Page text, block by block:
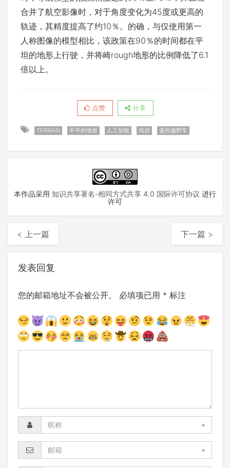
合并了航空影像时，对于角度变化为45度或更高的
轨迹，其精度提高了约10％。的确，与仅使用第一
人称图像的模型相比，该政策在90％的时间都在平
坦的地形上行驶，并将崎rough地形的比例降低了6.1
倍以上。
点赞 分享
TERRAIN 不平的地形 人工智能 培训 遥控越野车
本作品采用 知识共享署名-相同方式共享 4.0 国际许可协议 进行
许可
< 上一篇 下一篇 >
发表回复
您的邮箱地址不会被公开。 必填项已用 * 标注
*
*